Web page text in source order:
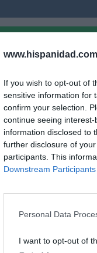
If you wish to opt-out of
sensitive information for
confirm your selection.
continue seeing
information disclosed to
further disclosure of
participants. This
Downstream Participants
Personal Data
I want to opt-out of
ECONOMÍA
Unido, el riesgo